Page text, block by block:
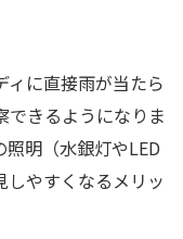
ィに直接雨が当たら
できるようになりま
明（水銀灯やLED
しやすくなるメリッ